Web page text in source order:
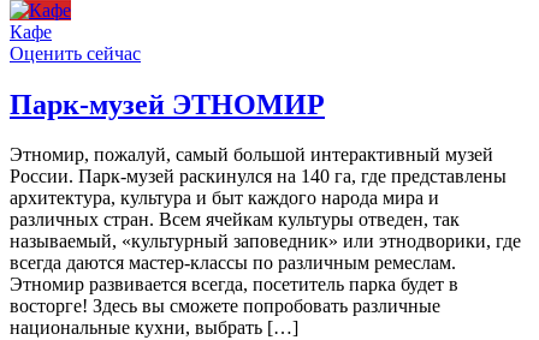
Кафе
Оценить сейчас
Парк-музей ЭТНОМИР
Этномир, пожалуй, самый большой интерактивный музей
России. Парк-музей раскинулся на 140 га, где представлены
архитектура, культура и быт каждого народа мира и
различных стран. Всем ячейкам культуры отведен, так
называемый, «культурный заповедник» или этнодворики, где
всегда даются мастер-классы по различным ремеслам.
Этномир развивается всегда, посетитель парка будет в
восторге! Здесь вы сможете попробовать различные
национальные кухни, выбрать […]